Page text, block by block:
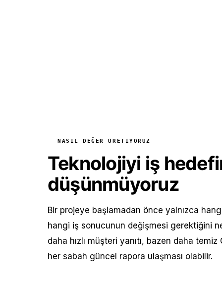
NASIL DEĞER ÜRETIYORUZ
Teknolojiyi iş
düşünmüyoruz
Bir projeye başlamadan önce yalnızca hangi
hangi iş sonucunun değişmesi gerektiğini
daha hızlı müşteri yanıtı, bazen daha
her sabah güncel rapora ulaşması olabilir.